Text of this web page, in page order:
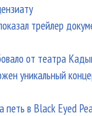
трейлер
от театра
уникальный
петь в Black Eyed